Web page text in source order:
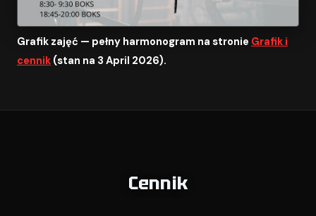
Grafik zajęć — pełny harmonogram na stronie Grafik i
cennik (stan na 3 April 2026).
Cennik